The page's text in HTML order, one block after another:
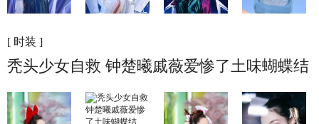
[ 时装 ]
秃头少女自救 钟楚曦戚薇爱惨了土味蝴蝶结